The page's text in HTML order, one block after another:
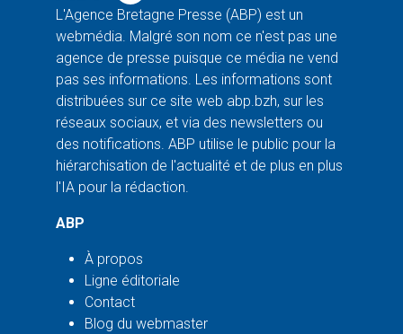
L'Agence Bretagne Presse (ABP) est un
webmédia. Malgré son nom ce n'est pas une
agence de presse puisque ce média ne vend
pas ses informations. Les informations sont
distribuées sur ce site web abp.bzh, sur les
réseaux sociaux, et via des newsletters ou
des notifications. ABP utilise le public pour la
hiérarchisation de l'actualité et de plus en plus
l'IA pour la rédaction.
ABP
À propos
Ligne éditoriale
Contact
Blog du webmaster